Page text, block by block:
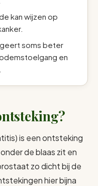
kan wijzen op
soms beter
en
is een ontsteking
de blaas zit en
zo dicht bij de
hier bijna